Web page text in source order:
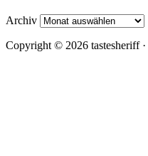
Archiv
Copyright © 2026 tastesheriff ·